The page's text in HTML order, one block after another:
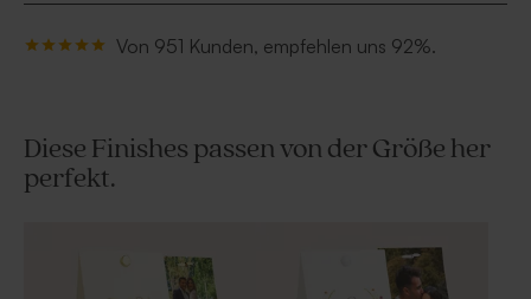
Von 951 Kunden, empfehlen uns 92%.
Diese Finishes passen von der Größe her
perfekt.